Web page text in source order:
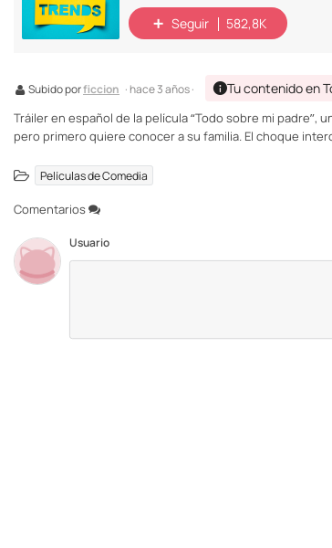
Seguir 582,8K
Subido porficcion · hace 3 años · Tu contenido en
Tráiler en español de la película “Todo sobre mi
pero primero quiere conocer a su familia. El choque
Películas de Comedia
Comentarios
Usuario